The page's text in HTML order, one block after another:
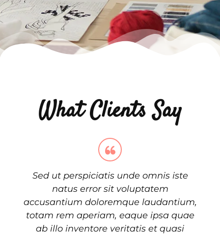
What Clients Say
Sed ut perspiciatis unde omnis iste
natus error sit voluptatem
accusantium doloremque laudantium,
totam rem aperiam, eaque ipsa quae
ab illo inventore veritatis et quasi